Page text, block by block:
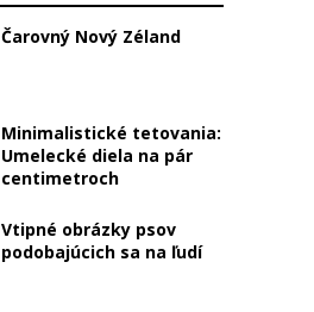
Čarovný Nový Zéland
Minimalistické tetovania:
Umelecké diela na pár
centimetroch
Vtipné obrázky psov
podobajúcich sa na ľudí